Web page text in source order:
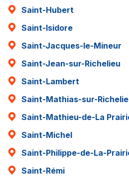
Saint-Hubert
Saint-Isidore
Saint-Jacques-le-Mineur
Saint-Jean-sur-Richelieu
Saint-Lambert
Saint-Mathias-sur-
Saint-Mathieu-de-La
Saint-Michel
Saint-Philippe-de-La-
Saint-Rémi